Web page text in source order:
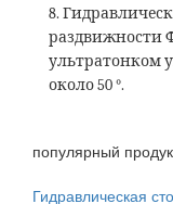
8.
раздвижности
ультратонком
около 50 °.
популярный
Гидравлическая